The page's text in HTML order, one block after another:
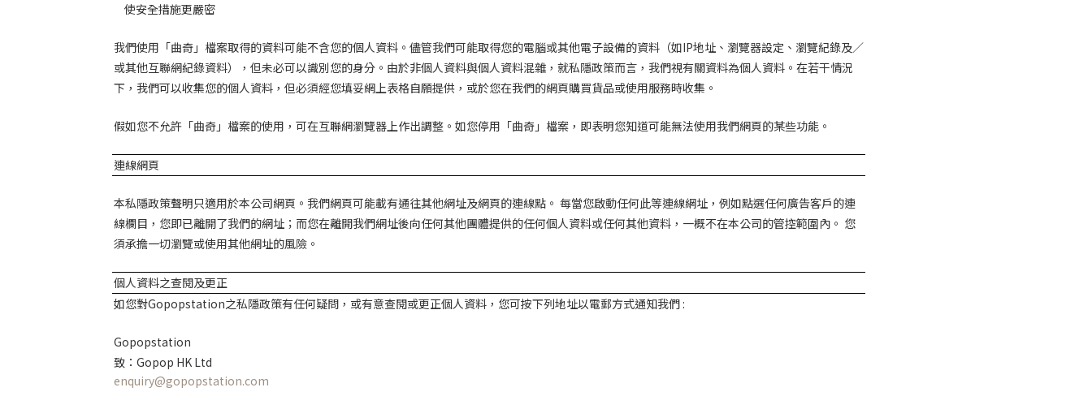
使安全措施更嚴密
我們使用「曲奇」檔案取得的資料可能不含您的個人資料。儘管我們可能取得您的電腦或其他電子設備的資料（如IP地址、瀏覽器設定、瀏覽紀錄及／
或其他互聯網紀錄資料），但未必可以識別您的身分。由於非個人資料與個人資料混雜，就私隱政策而言，我們視有關資料為個人資料。在若干情況
下，我們可以收集您的個人資料，但必須經您填妥網上表格自願提供，或於您在我們的網頁購買貨品或使用服務時收集。
假如您不允許「曲奇」檔案的使用，可在互聯網瀏覽器上作出調整。如您停用「曲奇」檔案，即表明您知道可能無法使用我們網頁的某些功能。
連線網頁
本私隱政策聲明只適用於本公司網頁。我們網頁可能載有通往其他網址及網頁的連線點。 每當您啟動任何此等連線網址，例如點選任何廣告客戶的連
線欄目，您即已離開了我們的網址；而您在離開我們網址後向任何其他團體提供的任何個人資料或任何其他資料，一概不在本公司的管控範圍內。 您
須承擔一切瀏覽或使用其他網址的風險。
個人資料之查閱及更正
如您對Gopopstation之私隱政策有任何疑問，或有意查閱或更正個人資料，您可按下列地址以電郵方式通知我們:
Gopopstation
致： Gopop HK Ltd
enquiry@gopopstation.com